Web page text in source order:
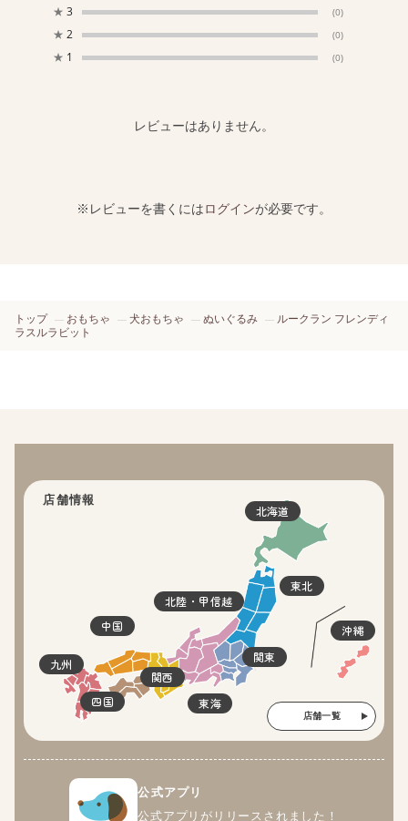
★ 3 (0)
★ 2 (0)
★ 1 (0)
レビューはありません。
※レビューを書くにはログインが必要です。
トップ おもちゃ 犬おもちゃ ぬいぐるみ
ルークラン フレンディ
ラスルラビット
店舗情報
北海道
東北
関東
北陸・甲信越
東海
関西
四国
中国
九州
沖縄
店舗一覧
公式アプリ
公式アプリがリリースされました！